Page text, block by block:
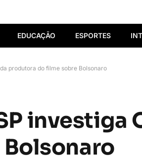
EDUCAÇÃO ESPORTES
produtora do filme sobre Bolsonaro
investiga